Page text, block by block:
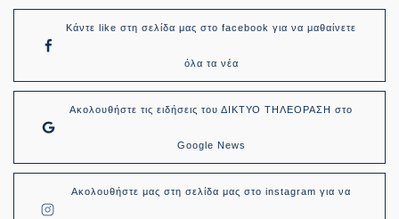
Κάντε like στη σελίδα μας στο facebook για να μαθαίνετε
όλα τα νέα
Ακολουθήστε τις ειδήσεις του ΔΙΚΤΥΟ ΤΗΛΕΟΡΑΣΗ στο
Google News
Ακολουθήστε μας στη σελίδα μας στο instagram για να